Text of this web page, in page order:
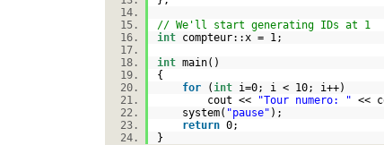
// We'll start generating IDs at 1
int compteur::x = 1;
int main()
{
for (int i=0; i < 10; i++)
cout <<
"Tour numero: " <<
system( "pause" );
return 0;
}